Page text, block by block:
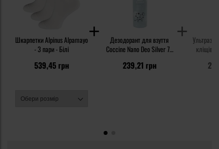
Шкарпетки Alpinus Alpamayo
- 3 пари - Білі
539,45 грн
Дезодорант для взуття
Coccine Nano Deo Silver 75
239,21 грн
кліщів
2